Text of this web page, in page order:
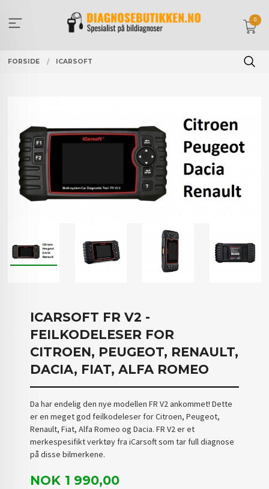
innholdet
0
FORSIDE ICARSOFT
ICARSOFT FR V2 -
FEILKODELESER FOR
CITROEN, PEUGEOT, RENAULT,
DACIA, FIAT, ALFA ROMEO
Da har endelig den nye modellen FR V2 ankommet! Dette
er en meget god feilkodeleser for Citroen, Peugeot,
Renault, Fiat, Alfa Romeo og Dacia. FR V2 er et
merkespesifikt verktøy fra iCarsoft som tar full diagnose
på disse bilmerkene.
Tilbud
NOK 1 990,00